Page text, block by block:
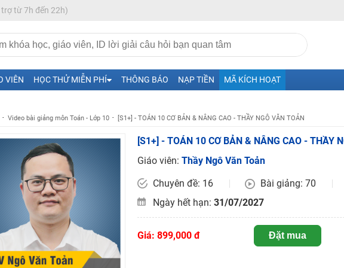
từ 7h đến 22h)
VIÊN HỌC THỬ MIỄN PHÍ THÔNG BÁO NẠP TIỀN MÃ KÍCH HOẠT
ít nhất 25 điểm
(Từ 16-18/07/2025)
2018
lai!
viên giỏi và nổi tiếng
Video bài giảng môn Toán - Lớp 10 [S1+] - TOÁN 10 CƠ BẢN & NÂNG CAO - THẦY NGÔ VĂN TOẢN
[S1+] - TOÁN 10 CƠ BẢN & NÂNG CAO - THẦY
Giáo viên: Thầy Ngô Văn Toản
Chuyên đề: 16
Bài giảng: 70
Ngày hết hạn: 31/07/2027
Giá: 899,000 đ Đặt mua